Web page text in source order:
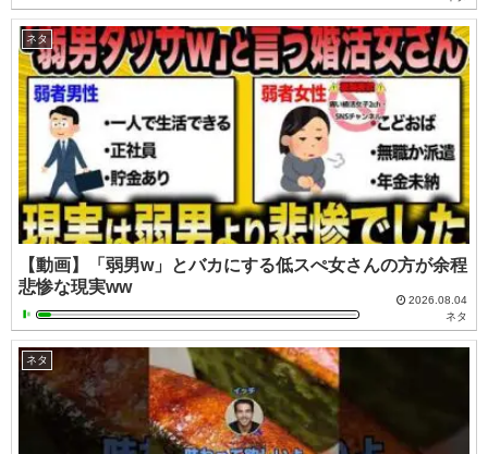
ネタ
【動画】「弱男w」とバカにする低スぺ女さんの方が余程
悲惨な現実ww
2026.08.04
ネタ
ネタ